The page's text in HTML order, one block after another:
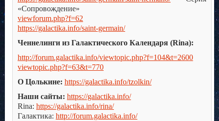
«Сопровождение»
viewforum.php?f=62
https://galactika.info/saint-germain/
Ченнелинги из Галактического Календаря (Rina):
http://forum.galactika.info/viewtopic.php?f=104&t=2600
viewtopic.php?f=63&t=770
О Цолькине: https://galactika.info/tzolkin/
Наши сайты: https://galactika.info/
Rina: https://galactika.info/rina/
Галактика: http://forum.galactika.info/